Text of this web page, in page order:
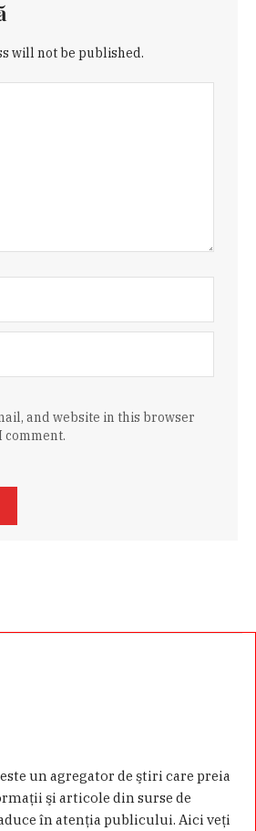
will not be published.
and website in this browser
comment.
un agregator de ştiri care preia
şi articole din surse de
în atenţia publicului. Aici veţi